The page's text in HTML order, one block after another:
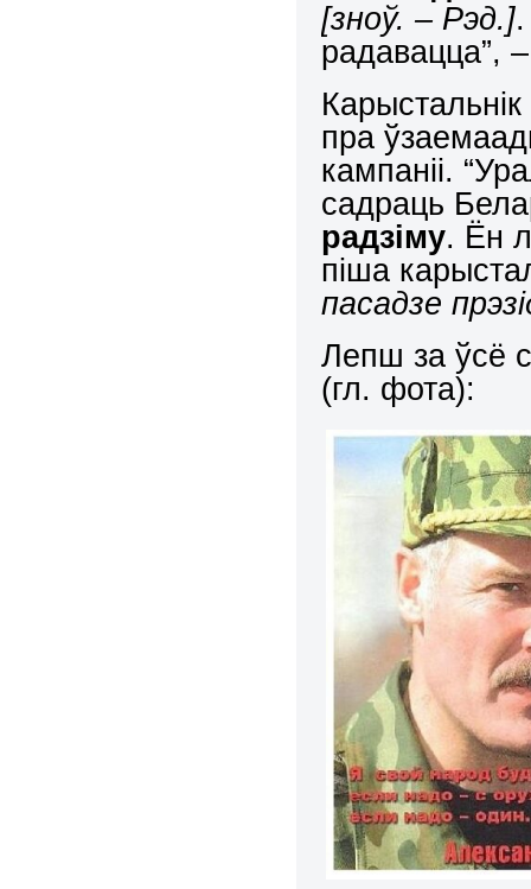
[зноў. – Рэд.]
радавацца”,
пра
кампаніі.
садраць
радзіму. Ён
піша
пасадзе
Лепш за ўсё
(гл. фота):